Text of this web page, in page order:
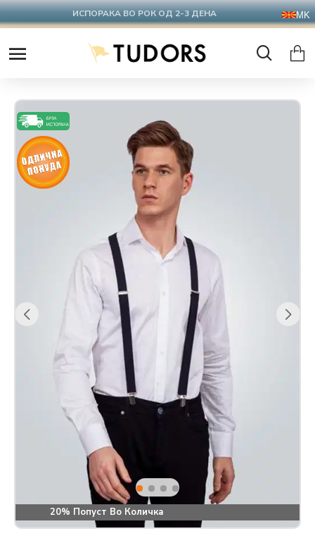
ИСПОРАКА ВО РОК ОД 2-3 ДЕНА MK
20% Попуст Во Количка